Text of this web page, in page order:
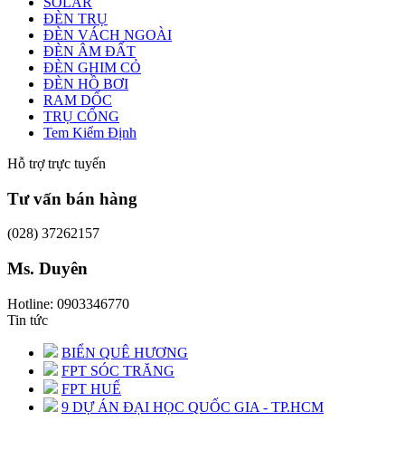
ĐÈN TRỤ
ĐÈN VÁCH NGOÀI
ĐÈN ÂM ĐẤT
ĐÈN GHIM CỎ
ĐÈN HỒ BƠI
RAM DỐC
TRỤ CỔNG
Tem Kiểm Định
Hỗ trợ trực tuyến
Tư vấn bán hàng
(028) 37262157
Ms. Duyên
Hotline: 0903346770
Tin tức
BIỂN QUÊ HƯƠNG
FPT SÓC TRĂNG
FPT HUẾ
9 DỰ ÁN ĐẠI HỌC QUỐC GIA - TP.HCM